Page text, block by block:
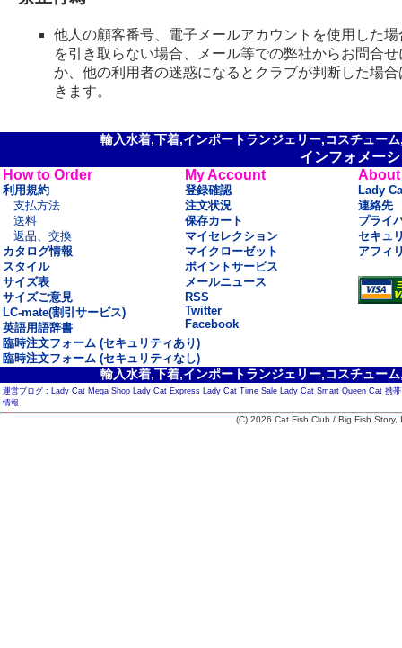
他人の顧客番号、電子メールアカウントを使用した
を引き取らない場合、メール等での弊社からお問合
か、他の利用者の迷惑になるとクラブが判断した場
きます。
輸入水着,下着,インポートランジェリー,コスチュー
インフォメー
How to Order
利用規約
支払方法
送料
返品、交換
カタログ情報
スタイル
サイズ表
サイズご意見
LC-mate(割引サービス)
英語用語辞書
My Account
登録確認
注文状況
保存カート
マイセレクション
マイクローゼット
ポイントサービス
メールニュース
RSS
Twitter
Facebook
About
Lady
連絡先
プライ
セキュ
アフィ
臨時注文フォーム (セキュリティあり)
臨時注文フォーム (セキュリティなし)
輸入水着,下着,インポートランジェリー,コスチュー
運営ブログ : Lady Cat Mega Shop Lady Cat Express Lady Cat Time Sale Lady Cat Smart Queen Cat 携
情報
(C) 2026 Cat Fish Club / Big Fish Story,